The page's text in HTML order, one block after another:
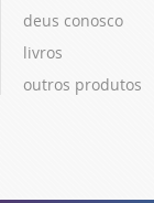
deus conosco
livros
outros produtos